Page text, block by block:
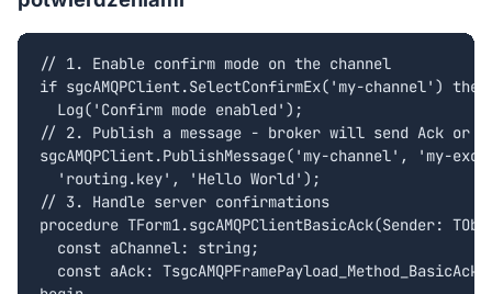
// 1. Enable confirm mode on the channel
if sgcAMQPClient.SelectConfirmEx('my-channel') then
  Log('Confirm mode enabled');
// 2. Publish a message - broker will send Ack or
sgcAMQPClient.PublishMessage('my-channel', 'my-
  'routing.key', 'Hello World');
// 3. Handle server confirmations
procedure TForm1.sgcAMQPClientBasicAck(Sender:
  const aChannel: string;
const aAck: